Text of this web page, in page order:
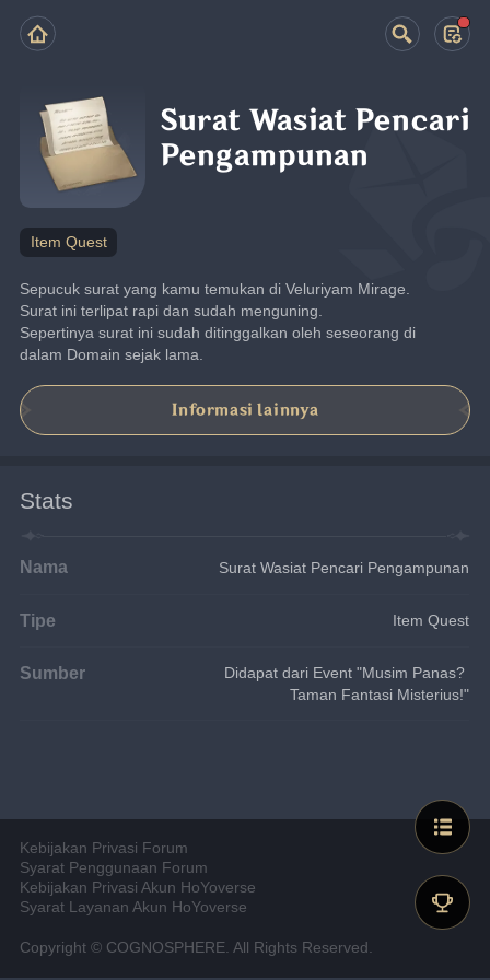
Surat Wasiat Pencari
Pengampunan
Item Quest
Sepucuk surat yang kamu temukan di Veluriyam Mirage.
Surat ini terlipat rapi dan sudah menguning.
Sepertinya surat ini sudah ditinggalkan oleh seseorang di
dalam Domain sejak lama.
Informasi lainnya
Stats
Nama Surat Wasiat Pencari Pengampunan
Tipe Item Quest
Sumber
Didapat dari Event "Musim Panas?
Taman Fantasi Misterius!"
Kebijakan Privasi Forum
Syarat Penggunaan Forum
Kebijakan Privasi Akun HoYoverse
Syarat Layanan Akun HoYoverse
Copyright © COGNOSPHERE. All Rights Reserved.